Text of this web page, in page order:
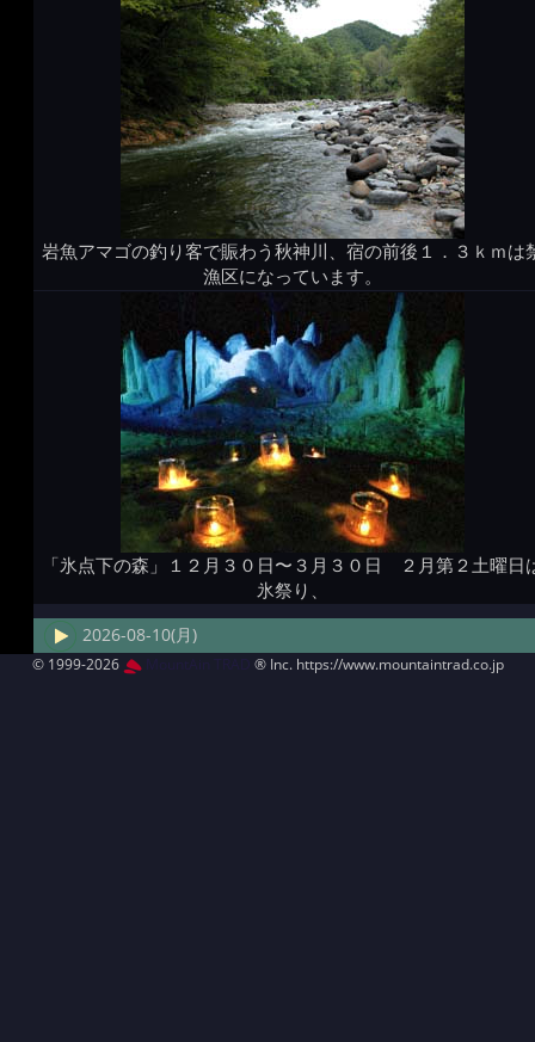
岩魚アマゴの釣り客で賑わう秋神川、宿の前後１．３ｋｍは
漁区になっています。
「氷点下の森」１２月３０日〜３月３０日 ２月第２土曜日
氷祭り、
2026-08-10(月)
© 1999-2026 MountAin TRAD ® Inc. https://www.mountaintrad.co.jp